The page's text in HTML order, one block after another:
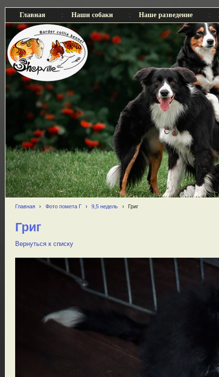
Главная Наши собаки Наше разведение
Главная › Фото помета Г › 9,5 недель › Григ
Григ
Вернуться к списку